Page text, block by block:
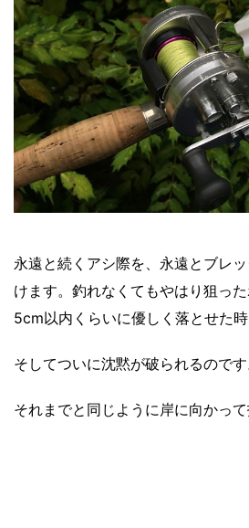
永遠と続くアシ際を、永遠とブレ
けます。釣れなくてもやはり狙っ
5cm以内くらいに優しく落とせた時
そしてついに沈黙が破られるのです
それまでと同じように岸に向かっ